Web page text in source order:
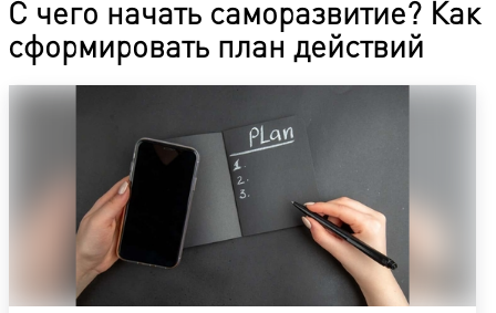
С чего начать саморазвитие? Как
сформировать план действий